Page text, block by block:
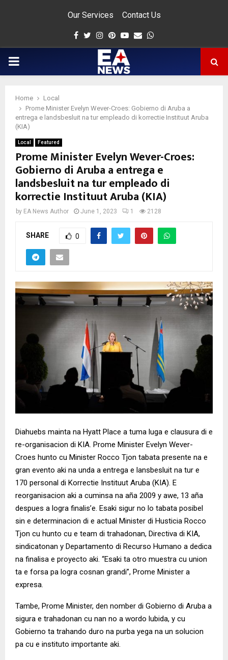
Our Services Contact Us
Facebook
Twitter
Instagram
Pinterest
Youtube
Email
PRIMARY
Home
Local
Prome Minister Evelyn Wever-Croes: Gobierno di Aruba a
entrega e landsbesluit na tur empleado di korrectie Instituut Aruba
(KIA)
Local Featured
Prome Minister Evelyn Wever-Croes:
Gobierno di Aruba a entrega e
landsbesluit na tur empleado di
korrectie Instituut Aruba (KIA)
by EA News Author June 1, 2023 1 2128
SHARE 0
Diahuebs mainta na Hyatt Place a tuma luga e clausura di e
re-organisacion di KIA. Prome Minister Evelyn Wever-
Croes hunto cu Minister Rocco Tjon tabata presente na e
gran evento aki na unda a entrega e lansbesluit na tur e
170 personal di Korrectie Instituut Aruba (KIA). E
reorganisacion aki a cuminsa na aña 2009 y awe, 13 aña
despues a logra finalis’e. Esaki sigur no lo tabata posibel
sin e determinacion di e actual Minister di Husticia Rocco
Tjon cu hunto cu e team di trahadonan, Directiva di KIA,
sindicatonan y Departamento di Recurso Humano a dedica
na finalisa e proyecto aki. “Esaki ta otro muestra cu union
ta e forsa pa logra cosnan grandi”, Prome Minister a
expresa.
Tambe, Prome Minister, den nomber di Gobierno di Aruba a
sigura e trahadonan cu nan no a wordo lubida, y cu
Gobierno ta trahando duro na purba yega na un solucion
pa cu e instituto importante aki.